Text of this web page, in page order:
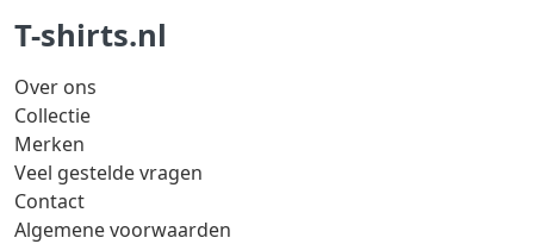
T-shirts.nl
Over ons
Collectie
Merken
Veel gestelde vragen
Contact
Algemene voorwaarden